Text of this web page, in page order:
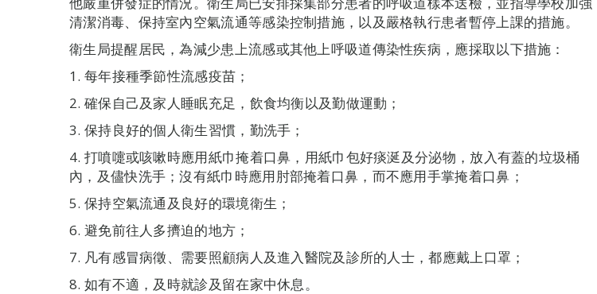
清潔消毒、保持室內空氣流通等感染控制措施，以及嚴格執行患者暫停上課的措施。
衛生局提醒居民，為減少患上流感或其他上呼吸道傳染性疾病，應採取以下措施：
1. 每年接種季節性流感疫苗；
2. 確保自己及家人睡眠充足，飲食均衡以及勤做運動；
3. 保持良好的個人衛生習慣，勤洗手；
4. 打噴嚏或咳嗽時應用紙巾掩着口鼻，用紙巾包好痰涎及分泌物，放入有蓋的垃圾桶
內，及儘快洗手；沒有紙巾時應用肘部掩着口鼻，而不應用手掌掩着口鼻；
5. 保持空氣流通及良好的環境衛生；
6. 避免前往人多擠迫的地方；
7. 凡有感冒病徵、需要照顧病人及進入醫院及診所的人士，都應戴上口罩；
8. 如有不適，及時就診及留在家中休息。